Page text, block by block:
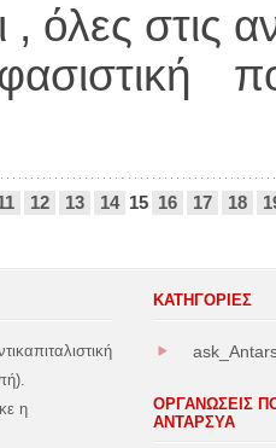
, όλες στις
12 13 14 15 16 17 18
η
ΚΑΤΗΓΟΡΊΕΣ
ΟΡΓΑΝΩΣΕΙΣ
ΑΝΤΑΡΣΥΑ